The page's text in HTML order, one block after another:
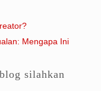
Mengapa Ini
silahkan